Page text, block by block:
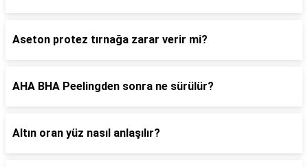
Aseton protez tırnağa zarar verir mi?
AHA BHA Peelingden sonra ne sürülür?
Altın oran yüz nasıl anlaşılır?